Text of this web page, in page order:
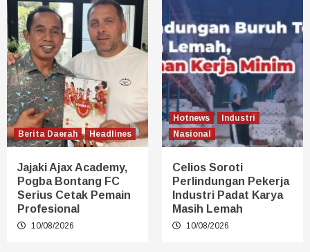
Berita Daerah Headlines
Jajaki Ajax Academy,
Pogba Bontang FC
Serius Cetak Pemain
Profesional
10/08/2026
Hotnews
Industri
Nasional
Celios Soroti
Perlindungan Pekerja
Industri Padat Karya
Masih Lemah
10/08/2026